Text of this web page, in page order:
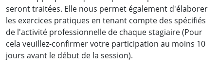
seront traitées. Elle nous permet également d'élaborer
les exercices pratiques en tenant compte des spécifiés
de l'activité professionnelle de chaque stagiaire (Pour
cela veuillez-confirmer votre participation au moins 10
jours avant le début de la session).